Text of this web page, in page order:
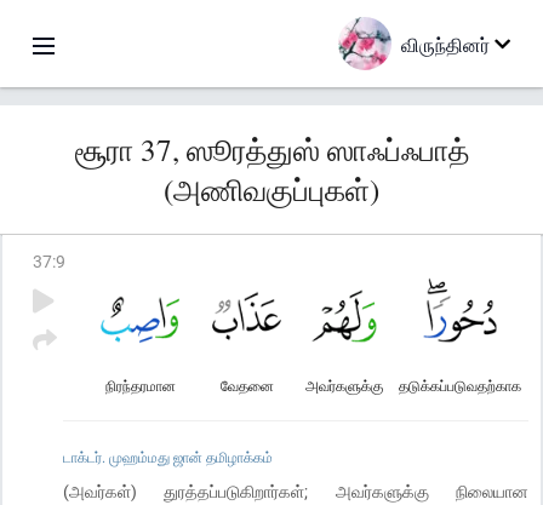
விருந்தினர்
சூரா 37, ஸூரத்துஸ் ஸாஃப்ஃபாத்
(அணிவகுப்புகள்)
37:9
தடுக்கப்படுவதற்காக
அவர்களுக்கு
வேதனை
நிரந்தரமான
டாக்டர். முஹம்மது ஜான் தமிழாக்கம்
(அவர்கள்) துரத்தப்படுகிறார்கள்; அவர்களுக்கு நிலையான